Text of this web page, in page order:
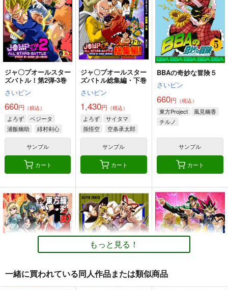
1,320円（税込）
よろず
孫悟空
サイタマ
空条承太郎
サンプル
660円（税込）
よろず
孫悟空
ヤムチャ
サイタマ
サンプル
660円（税込）
よろず
サイタマ
坂田銀時
空条承太郎
サンプル
ジャ〇プ オールスタ
ーズバトル！4巻
さいピン
660 （税込）
サンプル
ジャ〇プ オールスタ
ーズバトル！3巻
さいピン
660円（税込）
よろず
孫悟空
サンプル
ジャ〇プ オールスタ
ーズバトル！2巻
さいピン
660円（税込）
ジャ〇プオールスター
ズバトル！第2弾-3巻
さいピン
660円 （税込）
よろず
ベジータ
浦飯幽助
緋村剣心
サンプル
カート
ジャ〇プオールスター
ズバトル総集編・下巻
さいピン
1,430円 （税込）
よろず
サイタマ
孫悟空
空条承太郎
サンプル
カート
BBAの奇妙な冒険５
さいピン
660円 （税込）
東方Project
風見幽香
チルノ
サンプル
カート
もっと見る！
一緒に買われている同人作品または類似商品